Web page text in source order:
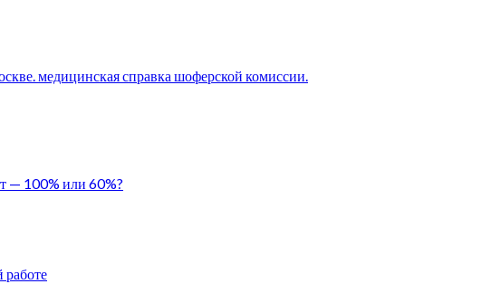
медицинская справка шоферской комиссии.
— 100% или 60%?
работе